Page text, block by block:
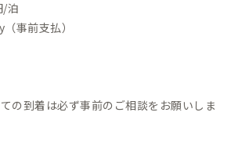
/泊
事前支払）
の到着は必ず事前のご相談をお願いしま